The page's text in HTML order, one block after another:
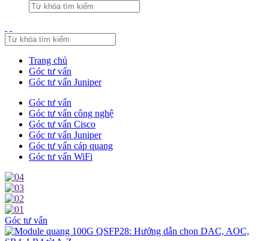
Trang chủ
Góc tư vấn
Góc tư vấn Juniper
Góc tư vấn
Góc tư vấn công nghệ
Góc tư vấn Cisco
Góc tư vấn Juniper
Góc tư vấn cáp quang
Góc tư vấn WiFi
Góc tư vấn